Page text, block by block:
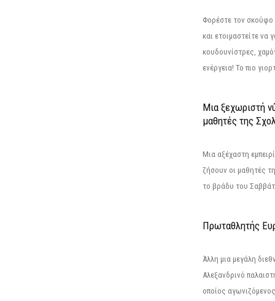
Φορέστε τον σκούφο
και ετοιμαστείτε να
κουδουνίστρες,
ενέργεια! Το πιο
Μια ξεχωριστή
μαθητές της
Μια αξέχαστη
ζήσουν οι μαθητές
το βράδυ του
Πρωταθλητής
Άλλη μια μεγάλη
Αλεξανδρινό
οποίος